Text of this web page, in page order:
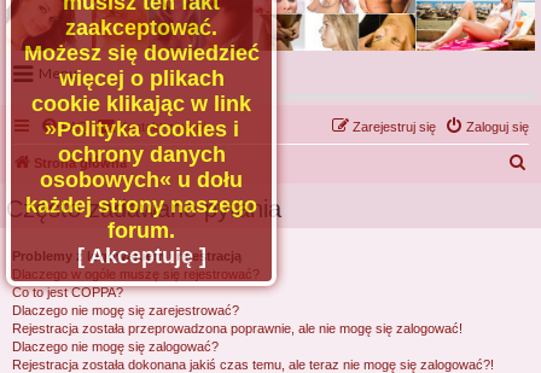
Menu
Portal
Facebook
Regulamin
Zapytaj administratora
Kontakt
FAQ Kontakt z nami Zaloguj się
Zarejestruj się
Strona główna
Często zadawane pytania
Problemy z logowaniem i rejestracją
Dlaczego w ogóle muszę się rejestrować?
Co to jest COPPA?
Dlaczego nie mogę się zarejestrować?
Rejestracja została przeprowadzona poprawnie, ale nie mogę się zalogować!
Dlaczego nie mogę się zalogować?
Rejestracja została dokonana jakiś czas temu, ale teraz nie mogę się zalogować?!
zaakceptować.
Możesz się dowiedzieć
więcej o plikach
cookie klikając w link
»Polityka cookies i
ochrony danych
osobowych« u dołu
każdej strony naszego
forum.
[ Akceptuję ]